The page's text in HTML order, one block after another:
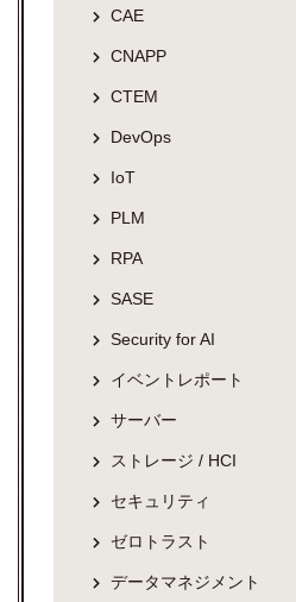
CAE
CNAPP
CTEM
DevOps
IoT
PLM
RPA
SASE
Security for AI
イベントレポート
サーバー
ストレージ / HCI
セキュリティ
ゼロトラスト
データマネジメント